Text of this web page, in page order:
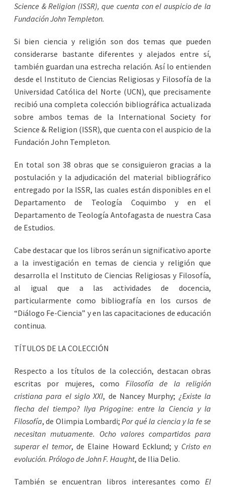
Science & Religion (ISSR), que cuenta con el auspicio de la
Fundación John Templeton.
Si bien ciencia y religión son dos temas que pueden
considerarse bastante diferentes y alejados entre sí,
también guardan una estrecha relación. Así lo entienden
desde el Instituto de Ciencias Religiosas y Filosofía de la
Universidad Católica del Norte (UCN), que precisamente
recibió una completa colección bibliográfica actualizada
sobre ambos temas de la International Society for
Science & Religion (ISSR), que cuenta con el auspicio de la
Fundación John Templeton.
En total son 38 obras que se consiguieron gracias a la
postulación y la adjudicación del material bibliográfico
entregado por la ISSR, las cuales están disponibles en el
Departamento de Teología Coquimbo y en el
Departamento de Teología Antofagasta de nuestra Casa
de Estudios.
Cabe destacar que los libros serán un significativo aporte
a la investigación en temas de ciencia y religión que
desarrolla el Instituto de Ciencias Religiosas y Filosofía,
al igual que a las actividades de docencia,
particularmente como bibliografía en los cursos de
“Diálogo Fe-Ciencia” y en las capacitaciones de educación
continua.
TÍTULOS DE LA COLECCIÓN
Respecto a los títulos de la colección, destacan obras
escritas por mujeres, como Filosofía de la religión
cristiana para el siglo XXI, de Nancey Murphy; ¿Existe la
flecha del tiempo? Ilya Prigogine: entre la Ciencia y la
Filosofía, de Olimpia Lombardi;Por qué la ciencia y la fe se
necesitan mutuamente. Ocho valores compartidos para
superar el temor, de Elaine Howard Ecklund; y Cristo en
evolución. Prólogo de John F. Haught, de Ilia Delio.
También se encuentran libros interesantes comoEl